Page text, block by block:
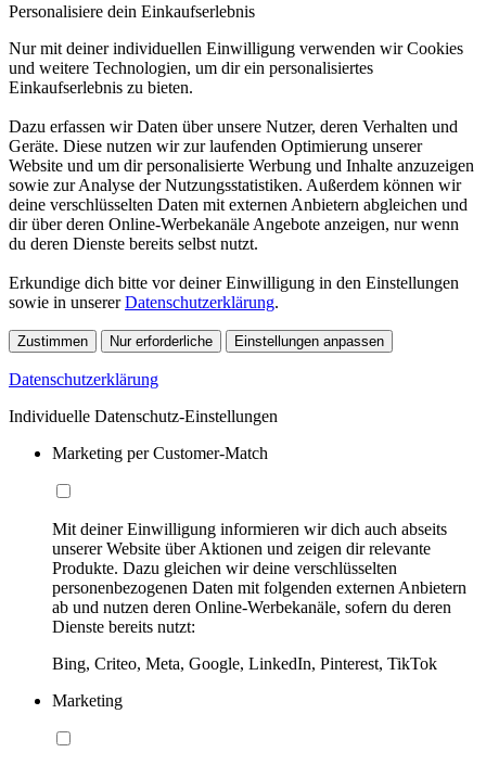
Personalisiere dein Einkaufserlebnis
Nur mit deiner individuellen Einwilligung verwenden wir Cookies
und weitere Technologien, um dir ein personalisiertes
Einkaufserlebnis zu bieten.
Dazu erfassen wir Daten über unsere Nutzer, deren Verhalten und
Geräte. Diese nutzen wir zur laufenden Optimierung unserer
Website und um dir personalisierte Werbung und Inhalte anzuzeigen
sowie zur Analyse der Nutzungsstatistiken. Außerdem können wir
deine verschlüsselten Daten mit externen Anbietern abgleichen und
dir über deren Online-Werbekanäle Angebote anzeigen, nur wenn
du deren Dienste bereits selbst nutzt.
Erkundige dich bitte vor deiner Einwilligung in den Einstellungen
sowie in unsererDatenschutzerklärung.
Zustimmen Nur erforderliche Einstellungen anpassen
Datenschutzerklärung
Individuelle Datenschutz-Einstellungen
Marketing per Customer-Match
Mit deiner Einwilligung informieren wir dich auch abseits
unserer Website über Aktionen und zeigen dir relevante
Produkte. Dazu gleichen wir deine verschlüsselten
personenbezogenen Daten mit folgenden externen Anbietern
ab und nutzen deren Online-Werbekanäle, sofern du deren
Dienste bereits nutzt:
Bing, Criteo, Meta, Google, LinkedIn, Pinterest, TikTok
Marketing